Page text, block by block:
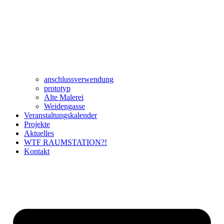
anschlussverwendung
prototyp
Alte Malerei
Weidengasse
Veranstaltungskalender
Projekte
Aktuelles
WTF RAUMSTATION?!
Kontakt